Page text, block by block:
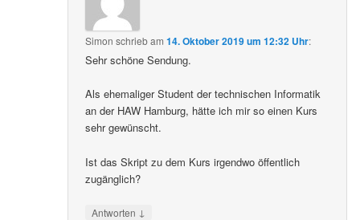
Simon schriebam14. Oktober 2019 um 12:32 Uhr:
Sehr schöne Sendung.
Als ehemaliger Student der technischen Informatik
an der HAW Hamburg, hätte ich mir so einen Kurs
sehr gewünscht.
Ist das Skript zu dem Kurs irgendwo öffentlich
zugänglich?
Antworten ↓